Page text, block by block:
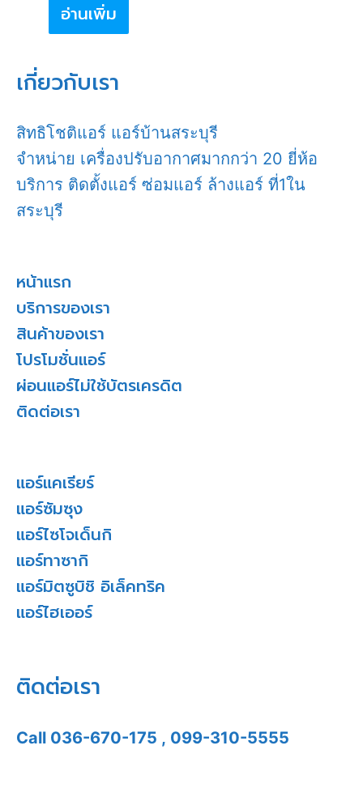
อ่านเพิ่ม
เกี่ยวกับเรา
สิทธิโชติแอร์ แอร์บ้านสระบุรี
จำหน่าย เครื่องปรับอากาศมากกว่า 20 ยี่ห้อ
บริการ ติดตั้งแอร์ ซ่อมแอร์ ล้างแอร์ ที่1ใน
สระบุรี
หน้าแรก
บริการของเรา
สินค้าของเรา
โปรโมชั่นแอร์
ผ่อนแอร์ไม่ใช้บัตรเครดิต
ติดต่อเรา
แอร์แคเรียร์
แอร์ซัมซุง
แอร์ไซโจเด็นกิ
แอร์ทาซากิ
แอร์มิตซูบิชิ อิเล็คทริค
แอร์ไฮเออร์
ติดต่อเรา
Call 036-670-175 , 099-310-5555